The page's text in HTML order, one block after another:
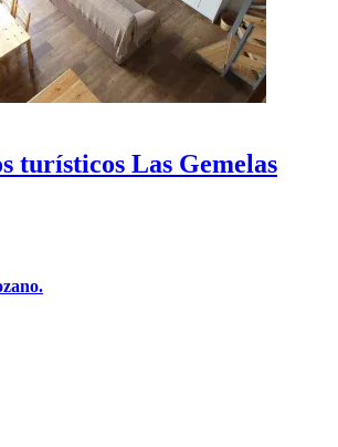
turísticos Las Gemelas